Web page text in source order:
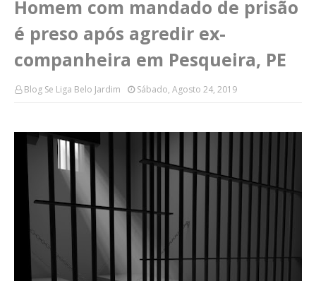
Homem com mandado de prisão
é preso após agredir ex-
companheira em Pesqueira, PE
Blog Se Liga Belo Jardim Sábado, Agosto 24, 2019